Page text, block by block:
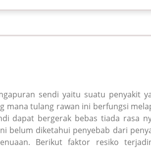
sendi yaitu suatu penyakit
mana tulang rawan ini berfungsi
dapat bergerak bebas tiada rasa
ini belum diketahui penyebab dari
Berikut faktor resiko